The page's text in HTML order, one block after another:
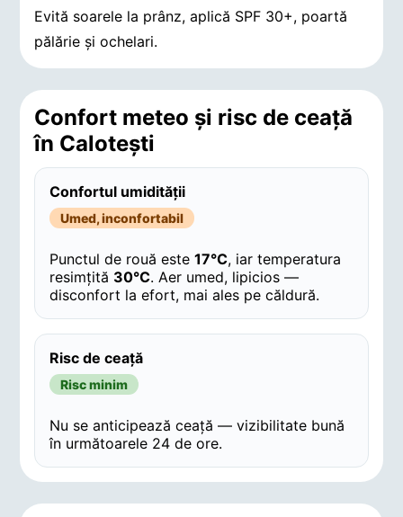
Evită soarele la prânz, aplică SPF 30+, poartă
pălărie și ochelari.
Confort meteo și risc de ceață
în Caloteşti
Confortul umidității
Umed, inconfortabil
Punctul de rouă este17°C, iar temperatura
resimțită 30°C. Aer umed, lipicios —
disconfort la efort, mai ales pe căldură.
Risc de ceață
Risc minim
Nu se anticipează ceață — vizibilitate bună
în următoarele 24 de ore.